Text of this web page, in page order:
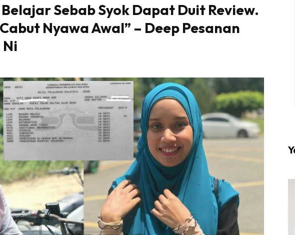
Tampil #1 on top dengan fashion muslimah terkini di
Sebab Syok Dapat Duit Review.
Nyawa Awal” – Deep Pesanan